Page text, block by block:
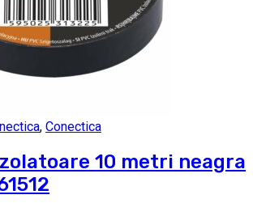
, Conectica
10 metri neagra